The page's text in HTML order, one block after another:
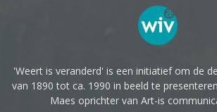
'Weert is veranderd' is een initiatief om de
van 1890 tot ca. 1990 in beeld te
Maes oprichter van Art-is